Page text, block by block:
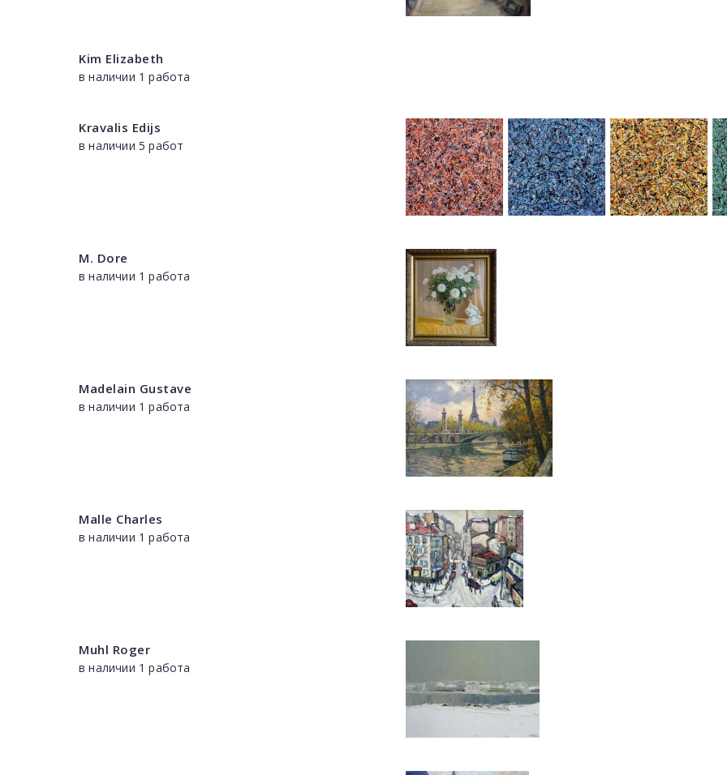
Kim Elizabeth
в наличии 1 работа
Kravalis Edijs
в наличии 5 работ
M. Dore
в наличии 1 работа
Madelain Gustave
в наличии 1 работа
Malle Charles
в наличии 1 работа
Muhl Roger
в наличии 1 работа